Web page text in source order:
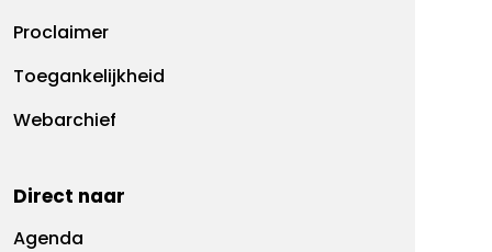
Proclaimer
Toegankelijkheid
Webarchief
Direct naar
Agenda